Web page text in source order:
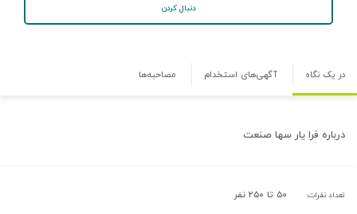
دنبال کردن
در یک نگاه آگهی‌های استخدام مصاحبه‌ها
درباره فرا یار سها صنعت
تعداد نفرات: ۵۰ تا ۲۵۰ نفر